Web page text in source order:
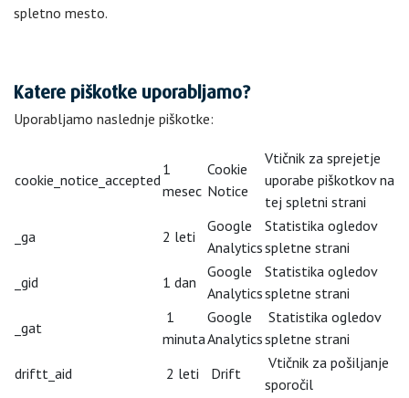
spletno mesto.
Katere piškotke uporabljamo?
Uporabljamo naslednje piškotke:
cookie_notice_accepted
1
mesec
Cookie
Notice
Vtičnik za sprejetje
uporabe piškotkov na
tej spletni strani
_ga
2 leti
Google
Analytics
Statistika ogledov
spletne strani
_gid
1 dan
Google
Analytics
Statistika ogledov
spletne strani
_gat
1
minuta
Google
Analytics
Statistika ogledov
spletne strani
driftt_aid
2 leti Drift
Vtičnik za pošiljanje
sporočil